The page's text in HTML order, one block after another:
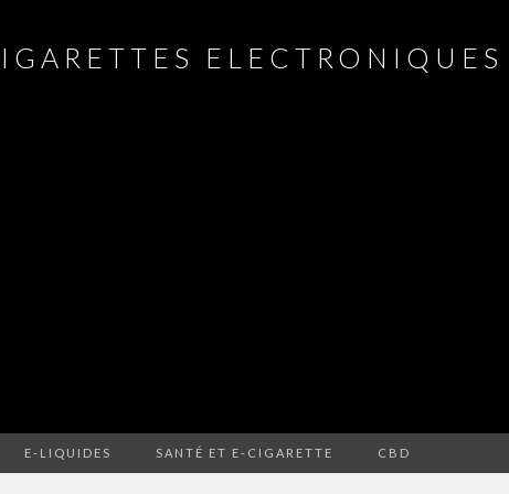
ELECTRONIQUES
E-LIQUIDES SANTÉ ET E-CIGARETTE CBD